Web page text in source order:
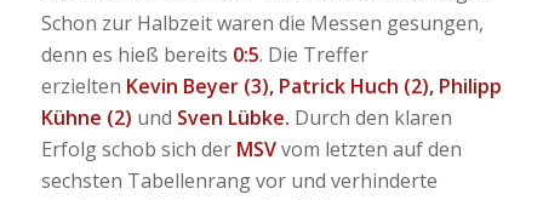
Schon zur Halbzeit waren die Messen gesungen,
denn es hieß bereits 0:5. Die Treffer
erzielten Kevin Beyer (3), Patrick Huch (2), Philipp
Kühne (2) und Sven Lübke. Durch den klaren
Erfolg schob sich der MSVvom letzten auf den
sechsten Tabellenrang vor und verhinderte